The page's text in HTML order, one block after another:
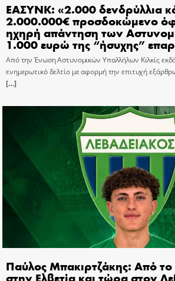
ΕΑΣΥΝΚ: «2.000 δενδρύλλια
2.000.000€ προσδοκώμενο
ηχηρή απάντηση των
1.000 ευρώ της “ήσυχης”
Από την Ένωση Αστυνομικών Υπαλλήλων Κιλκίς
ενημερωτικό δελτίο με αφορμή την επιτυχή
[…]
Παύλος Μπακιρτζάκης: Από
στην Ελβετία και τώρα στον